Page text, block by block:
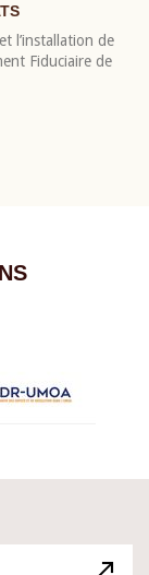
l’installation de
Fiduciaire de